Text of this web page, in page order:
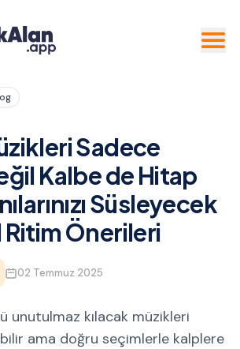
Sadece
Kalbe de Hitap
Süsleyecek
Ritim Önerileri
02 Temmuz 2025
unutulmaz kılacak müzikleri
ama doğru seçimlerle kalplere